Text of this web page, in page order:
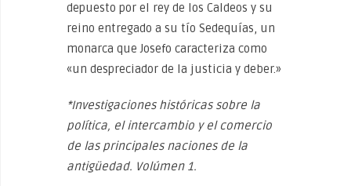
depuesto por el rey de los Caldeos y su
reino entregado a su tío Sedequías, un
monarca que Josefo caracteriza como
«un despreciador de la justicia y deber.»
*Investigaciones históricas sobre la
política, el intercambio y el comercio
de las principales naciones de la
antigüedad. Volúmen 1.